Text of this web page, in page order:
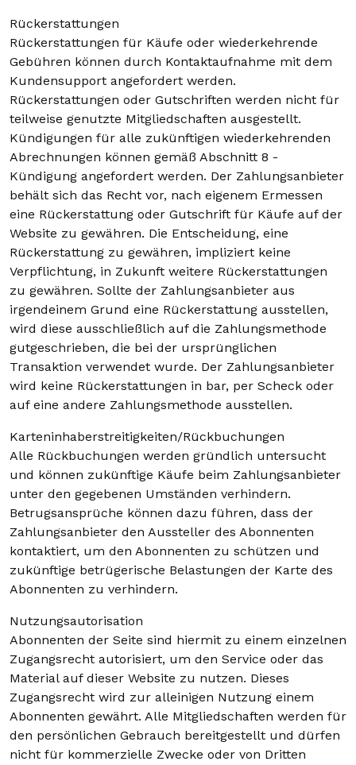
Rückerstattungen
Rückerstattungen für Käufe oder wiederkehrende
Gebühren können durch Kontaktaufnahme mit dem
Kundensupport angefordert werden.
Rückerstattungen oder Gutschriften werden nicht für
teilweise genutzte Mitgliedschaften ausgestellt.
Kündigungen für alle zukünftigen wiederkehrenden
Abrechnungen können gemäß Abschnitt 8 -
Kündigung angefordert werden. Der Zahlungsanbieter
behält sich das Recht vor, nach eigenem Ermessen
eine Rückerstattung oder Gutschrift für Käufe auf der
Website zu gewähren. Die Entscheidung, eine
Rückerstattung zu gewähren, impliziert keine
Verpflichtung, in Zukunft weitere Rückerstattungen
zu gewähren. Sollte der Zahlungsanbieter aus
irgendeinem Grund eine Rückerstattung ausstellen,
wird diese ausschließlich auf die Zahlungsmethode
gutgeschrieben, die bei der ursprünglichen
Transaktion verwendet wurde. Der Zahlungsanbieter
wird keine Rückerstattungen in bar, per Scheck oder
auf eine andere Zahlungsmethode ausstellen.
Karteninhaberstreitigkeiten/Rückbuchungen
Alle Rückbuchungen werden gründlich untersucht
und können zukünftige Käufe beim Zahlungsanbieter
unter den gegebenen Umständen verhindern.
Betrugsansprüche können dazu führen, dass der
Zahlungsanbieter den Aussteller des Abonnenten
kontaktiert, um den Abonnenten zu schützen und
zukünftige betrügerische Belastungen der Karte des
Abonnenten zu verhindern.
Nutzungsautorisation
Abonnenten der Seite sind hiermit zu einem einzelnen
Zugangsrecht autorisiert, um den Service oder das
Material auf dieser Website zu nutzen. Dieses
Zugangsrecht wird zur alleinigen Nutzung einem
Abonnenten gewährt. Alle Mitgliedschaften werden für
den persönlichen Gebrauch bereitgestellt und dürfen
nicht für kommerzielle Zwecke oder von Dritten